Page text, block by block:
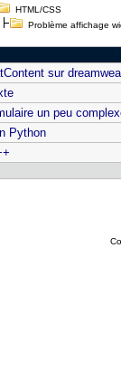
HTML/CSS
Problème affichage
sur
un peu
Python